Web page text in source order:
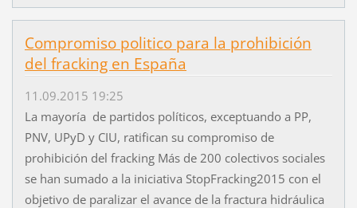
Compromiso politico para la prohibición
del fracking en España
11.09.2015 19:25
La mayoría de partidos políticos, exceptuando a PP,
PNV, UPyD y CIU, ratifican su compromiso de
prohibición del fracking Más de 200 colectivos sociales
se han sumado a la iniciativa StopFracking2015 con el
objetivo de paralizar el avance de la fractura hidráulica